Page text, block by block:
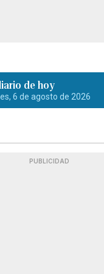
de hoy
6 de agosto de 2026
PUBLICIDAD